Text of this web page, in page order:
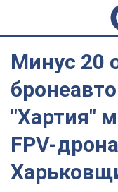
Минус 20
"Хартия"
FPV-